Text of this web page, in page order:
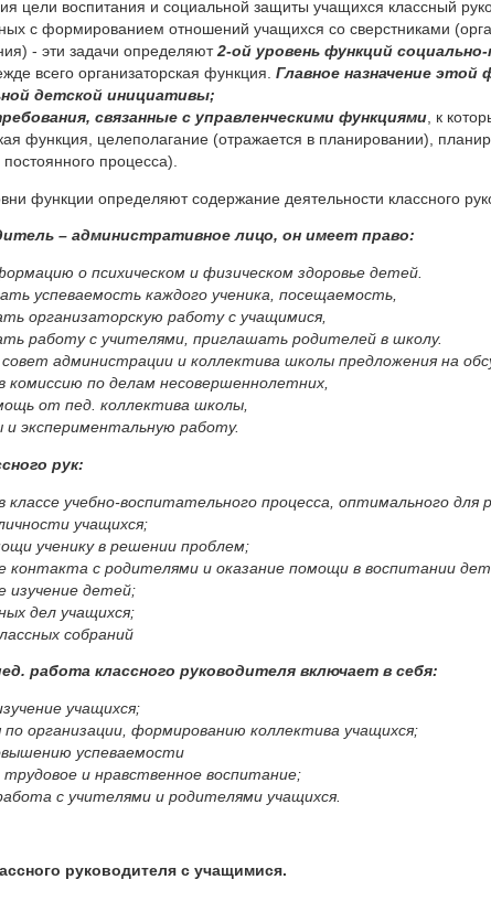
цели воспитания и социальной защиты учащихся классный
с формированием отношений учащихся со сверстниками
- эти задачи определяют2-ой уровень функций
всего организаторская функция. Главное назначение этой
детской инициативы;
связанные с управленческими функциями, к
функция, целеполагание (отражается в планировании),
процесса).
функции определяют содержание деятельности классного
– административное лицо, он имеет право:
о психическом и физическом здоровье детей.
успеваемость каждого ученика, посещаемость,
организаторскую работу с учащимися,
работу с учителями, приглашать родителей в школу.
администрации и коллектива школы предложения на
комиссию по делам несовершеннолетних,
от пед. коллектива школы,
экспериментальную работу.
рук:
классе учебно-воспитательного процесса, оптимального
учащихся;
ученику в решении проблем;
контакта с родителями и оказание помощи в воспитании
изучение детей;
дел учащихся;
собраний
работа классного руководителя включает в себя:
учащихся;
организации, формированию коллектива учащихся;
успеваемости
трудовое и нравственное воспитание;
с учителями и родителями учащихся.
руководителя с учащимися.